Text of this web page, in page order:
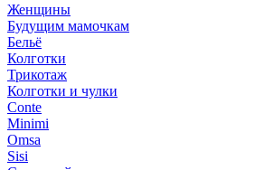
Женщины
Будущим мамочкам
Бельё
Колготки
Трикотаж
Колготки и чулки
Conte
Minimi
Omsa
Sisi